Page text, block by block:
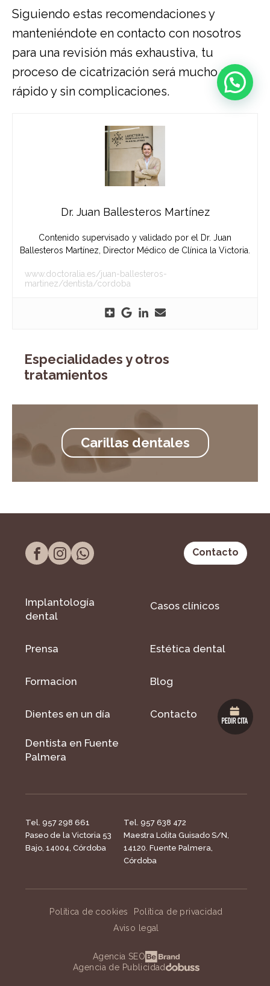
Siguiendo estas recomendaciones y
manteniéndote en contacto con nosotros
para una revisión más exhaustiva, tu
proceso de cicatrización será mucho más
rápido y sin complicaciones.
Dr. Juan Ballesteros Martínez
Contenido supervisado y validado por el Dr. Juan
Ballesteros Martínez, Director Médico de Clínica la Victoria.
www.doctoralia.es/juan-ballesteros-
martinez/dentista/cordoba
Especialidades y otros
tratamientos
Carillas dentales
Contacto
Implantología
dental
Casos clínicos
Prensa Estética dental
Formacion Blog
Dientes en un día Contacto
Dentista en Fuente
Palmera
Tel. 957 298 661
Paseo de la Victoria 53
Bajo, 14004, Córdoba
Tel. 957 638 472
Maestra Lolita Guisado S/N,
14120. Fuente Palmera,
Córdoba
Política de cookies
Política de privacidad
Aviso legal
Agencia SEO
Agencia de Publicidad